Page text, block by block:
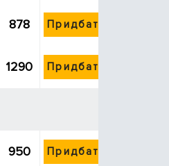
878 Придбати
1290 Придбати
950 Придбати